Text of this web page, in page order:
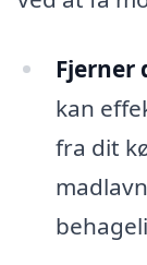
Fjerner
kan
fra dit